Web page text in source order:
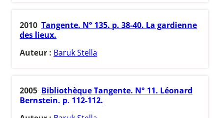
2010 Tangente. N° 135. p. 38-40. La gardienne
des lieux.
Auteur : Baruk Stella
2005 Bibliothèque Tangente. N° 11. Léonard
Bernstein. p. 112-112.